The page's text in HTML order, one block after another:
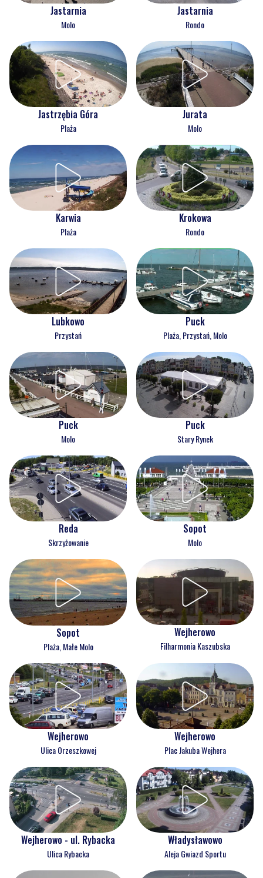
Jastarnia
Molo
Jastarnia
Rondo
Jastrzębia Góra
Plaża
Jurata
Molo
Karwia
Plaża
Krokowa
Rondo
Lubkowo
Przystań
Puck
Plaża, Przystań, Molo
Puck
Molo
Puck
Stary Rynek
Reda
Skrzyżowanie
Sopot
Molo
Sopot
Plaża, Małe Molo
Wejherowo
Filharmonia Kaszubska
Wejherowo
Ulica Orzeszkowej
Wejherowo
Plac Jakuba Wejhera
Wejherowo - ul. Rybacka
Ulica Rybacka
Władysławowo
Aleja Gwiazd Sportu